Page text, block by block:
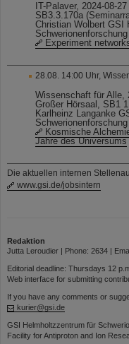
IT-Palaver, 2024-08-
SB3.3.170a
Christian Wolbert GSI
Experiment
28.08. 14:00 Uhr,
Wissenschaft für Alle,
Großer Hörsaal, SB1
Karlheinz Langanke
Kosmische
Jahre des Universums
Die aktuellen internen
www.gsi.de/jobsintern
Redaktion
Jutta Leroudier | Phone: 2634 |
Editorial deadline: Thursdays 12
Web interface for submitting
If you have any comments or
kurier@gsi.de
GSI Helmholtzzentrum für
Facility for Antiproton and Ion